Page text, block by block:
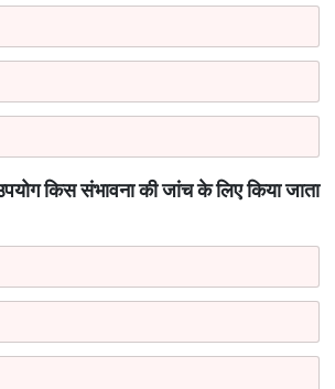
किस संभावना की जांच के लिए किया जाता